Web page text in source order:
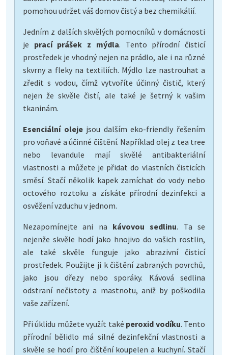
pomohou udržet váš domov čistý a bez chemikálií.
Jedním z dalších skvělých pomocníků v domácnosti
je prací prášek z mýdla. Tento přírodní čisticí
prostředek je vhodný nejen na prádlo, ale i na různé
skvrny a fleky na textiliích. Mýdlo lze nastrouhat a
zředit s vodou, čímž vytvoříte účinný čistič, který
nejen že skvěle čistí, ale také je šetrný k vašim
tkaninám.
Esenciální olejejsou dalším eko-friendly řešením
pro voňavé a účinné čištění. Například olej z tea tree
nebo levandule mají skvělé antibakteriální
vlastnosti a můžete je přidat do vlastních čisticích
směsí. Stačí několik kapek zamíchat do vody nebo
octového roztoku a získáte přírodní dezinfekci a
osvěžení vzduchu v jednom.
Nezapomínejte ani na kávovou sedlinu. Ta se
nejenže skvěle hodí jako hnojivo do vašich rostlin,
ale také skvěle funguje jako abrazivní čisticí
prostředek. Použijte ji k čištění zabraných povrchů,
jako jsou dřezy nebo sporáky. Kávová sedlina
odstraní nečistoty a mastnotu, aniž by poškodila
vaše zařízení.
Při úklidu můžete využít také peroxid vodíku. Tento
přírodní bělidlo má silné dezinfekční vlastnosti a
skvěle se hodí pro čištění koupelen a kuchyní. Stačí